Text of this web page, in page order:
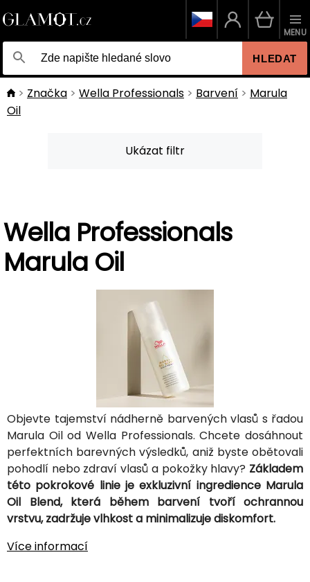
HLEDAT
MENU
Značka Wella Professionals Barvení
Marula
Oil
Ukázat filtr
Wella Professionals
Marula Oil
Objevte tajemství nádherně barvených vlasů s řadou
Marula Oil od Wella Professionals. Chcete dosáhnout
perfektních barevných výsledků, aniž byste obětovali
pohodlí nebo zdraví vlasů a pokožky hlavy? Základem
této pokrokové linie je exkluzivní ingredience Marula
Oil Blend, která během barvení tvoří ochrannou
vrstvu, zadržuje vlhkost a minimalizuje diskomfort.
Více informací